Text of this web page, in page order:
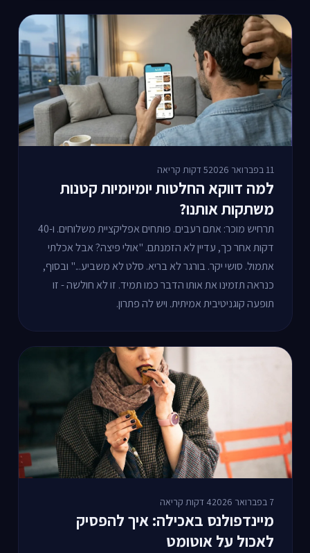
11 בפברואר 2026 5 דקות קריאה
למה דווקא החלטות יומיומיות קטנות
משתקות אותנו?
תרחיש מוכר: אתם רעבים. פותחים אפליקציית משלוחים. ו-40
דקות אחר כך, עדיין לא הזמנתם. "אולי פיצה? אבל אכלתי
אתמול. סושי יקר. בורגר לא בריא. סלט לא משביע..." ובסוף,
כנראה תזמינו את אותו הדבר כמו תמיד. זו לא חולשה - זו
תופעה קוגניטיבית אמיתית. ויש לה פתרון.
7 בפברואר 2026 4 דקות קריאה
מיינדפולנס באכילה: איך להפסיק
לאכול על אוטומט